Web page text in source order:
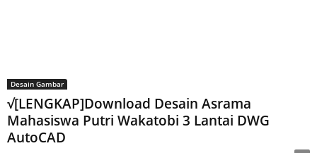
Desain Gambar
√[LENGKAP]Download Desain Asrama
Mahasiswa Putri Wakatobi 3 Lantai DWG
AutoCAD